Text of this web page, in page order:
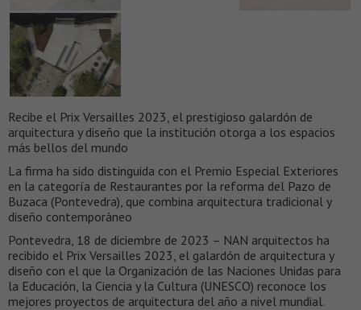
Recibe el Prix Versailles 2023, el prestigioso galardón de
arquitectura y diseño que la institución otorga a los espacios
más bellos del mundo
La firma ha sido distinguida con el Premio Especial Exteriores
en la categoría de Restaurantes por la reforma del Pazo de
Buzaca (Pontevedra), que combina arquitectura tradicional y
diseño contemporáneo
Pontevedra, 18 de diciembre de 2023 – NAN arquitectos ha
recibido el Prix Versailles 2023, el galardón de arquitectura y
diseño con el que la Organización de las Naciones Unidas para
la Educación, la Ciencia y la Cultura (UNESCO) reconoce los
mejores proyectos de arquitectura del año a nivel mundial.